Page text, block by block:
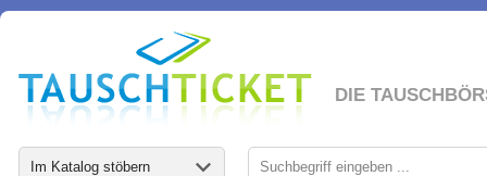
DIE
Im Katalog stöbern